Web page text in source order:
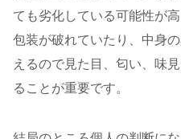
ても劣化している可能性が
包装が破れていたり、中身
えるので見た目、匂い、味
ることが重要です。